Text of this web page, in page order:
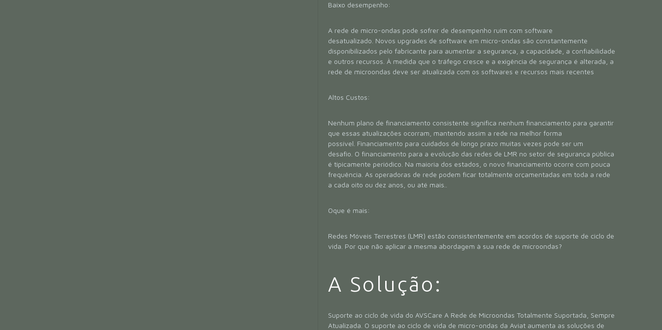
Baixo desempenho:
A rede de micro-ondas pode sofrer de desempenho ruim com software
desatualizado. Novos upgrades de software em micro-ondas são constantemente
disponibilizados pelo fabricante para aumentar a segurança, a capacidade, a confiabilidade
e outros recursos. À medida que o tráfego cresce e a exigência de segurança é alterada, a
rede de microondas deve ser atualizada com os softwares e recursos mais recentes
Altos Custos:
Nenhum plano de financiamento consistente significa nenhum financiamento para garantir
que essas atualizações ocorram, mantendo assim a rede na melhor forma
possível. Financiamento para cuidados de longo prazo muitas vezes pode ser um
desafio. O financiamento para a evolução das redes de LMR no setor de segurança pública
é tipicamente periódico. Na maioria dos estados, o novo financiamento ocorre com pouca
frequência. As operadoras de rede podem ficar totalmente orçamentadas em toda a rede
a cada oito ou dez anos, ou até mais..
Oque é mais:
Redes Móveis Terrestres (LMR) estão consistentemente em acordos de suporte de ciclo de
vida. Por que não aplicar a mesma abordagem à sua rede de microondas?
A Solução:
Suporte ao ciclo de vida do AVSCare A Rede de Microondas Totalmente Suportada, Sempre
Atualizada. O suporte ao ciclo de vida de micro-ondas da Aviat aumenta as soluções de